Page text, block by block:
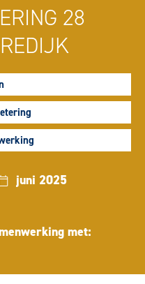
28
juni 2025
met: